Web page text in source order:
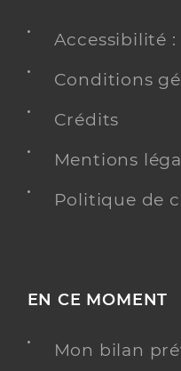
Accessibilité
Conditions
Crédits
Mentions
Politique de
EN CE MOMENT
Mon bilan